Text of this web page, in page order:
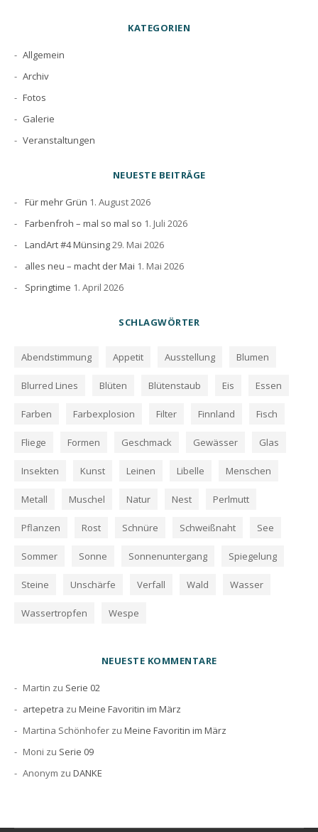
KATEGORIEN
Allgemein
Archiv
Fotos
Galerie
Veranstaltungen
NEUESTE BEITRÄGE
Für mehr Grün 1. August 2026
Farbenfroh – mal so mal so 1. Juli 2026
LandArt #4 Münsing29. Mai 2026
alles neu – macht der Mai 1. Mai 2026
Springtime 1. April 2026
SCHLAGWÖRTER
Abendstimmung Appetit Ausstellung Blumen
Blurred Lines Blüten Blütenstaub Eis Essen
Farben Farbexplosion Filter Finnland Fisch
Fliege Formen Geschmack Gewässer Glas
Insekten Kunst Leinen Libelle Menschen
Metall Muschel Natur Nest Perlmutt
Pflanzen Rost Schnüre Schweißnaht See
Sommer Sonne Sonnenuntergang Spiegelung
Steine Unschärfe Verfall Wald Wasser
Wassertropfen Wespe
NEUESTE KOMMENTARE
Martin zu Serie 02
artepetra zu Meine Favoritin im März
Martina Schönhofer zu Meine Favoritin im März
Moni zu Serie 09
Anonym zu DANKE